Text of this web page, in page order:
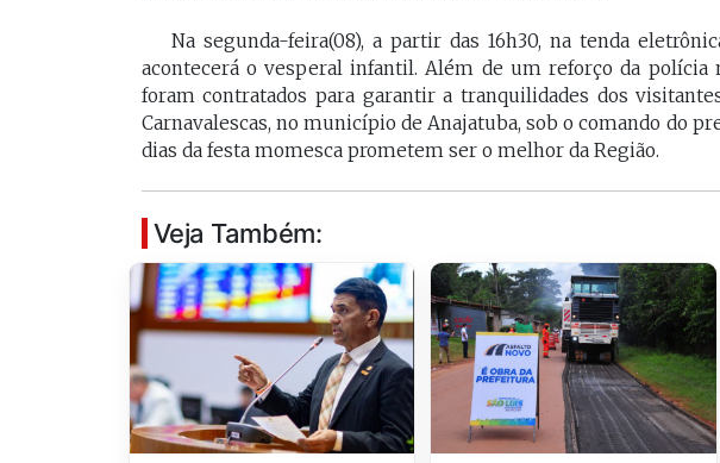
Na segunda-feira(08), a partir das 16h30, na tenda
acontecerá o vesperal infantil. Além de um reforço da polícia
foram contratados para garantir a tranquilidades dos
Carnavalescas, no município de Anajatuba, sob o comando do
dias da festa momesca prometem ser o melhor da Região.
Veja Também: